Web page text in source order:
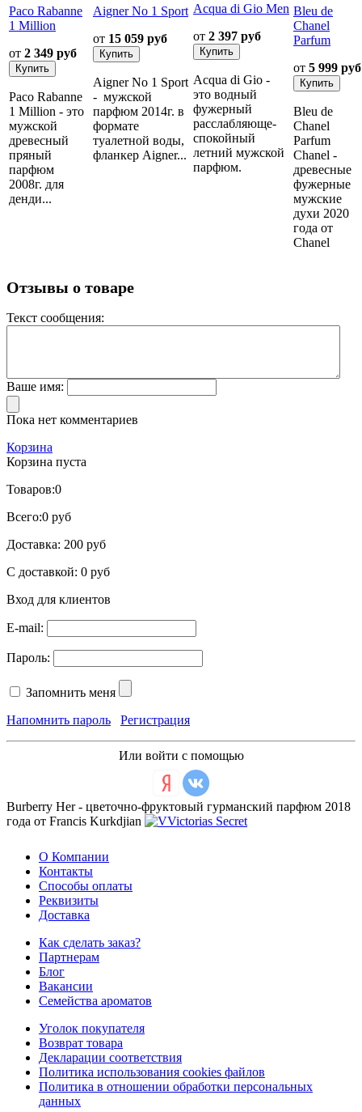
Paco Rabanne
1 Million
от 2 349 руб
Paco Rabanne
1 Million - это
мужской
древесный
пряный
парфюм
2008г. для
денди...
Aigner No 1 Sport
от 15 059 руб
Aigner No 1 Sport
- мужской
парфюм 2014г. в
формате
туалетной воды,
фланкер Aigner...
Acqua di Gio Men
от 2 397 руб
Acqua di Gio -
это водный
фужерный
расслабляюще-
спокойный
летний мужской
парфюм.
Bleu de
Chanel
Parfum
от 5 999 руб
Bleu de
Chanel
Parfum
Chanel -
древесные
фужерные
мужские
духи 2020
года от
Chanel
Отзывы о товаре
Текст сообщения:
Ваше имя:
Пока нет комментариев
Корзина
Корзина пуста
Товаров:0
Всего:0 руб
Доставка: 200 руб
С доставкой: 0 руб
Вход для клиентов
E-mail:
Пароль:
Запомнить меня
Напомнить пароль
Регистрация
Или войти с помощью
Burberry Her - цветочно-фруктовый гурманский парфюм 2018
года от Francis Kurkdjian
О Компании
Контакты
Способы оплаты
Реквизиты
Доставка
Как сделать заказ?
Партнерам
Блог
Вакансии
Семейства ароматов
Уголок покупателя
Возврат товара
Декларации соответствия
Политика использования cookies файлов
Политика в отношении обработки персональных
данных